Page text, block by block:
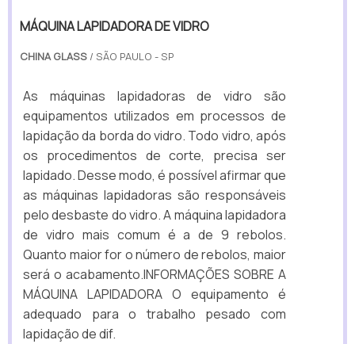
MÁQUINA LAPIDADORA DE VIDRO
CHINA GLASS / SÃO PAULO - SP
As máquinas lapidadoras de vidro são
equipamentos utilizados em processos de
lapidação da borda do vidro. Todo vidro, após
os procedimentos de corte, precisa ser
lapidado. Desse modo, é possível afirmar que
as máquinas lapidadoras são responsáveis
pelo desbaste do vidro. A máquina lapidadora
de vidro mais comum é a de 9 rebolos.
Quanto maior for o número de rebolos, maior
será o acabamento.INFORMAÇÕES SOBRE A
MÁQUINA LAPIDADORA O equipamento é
adequado para o trabalho pesado com
lapidação de dif.